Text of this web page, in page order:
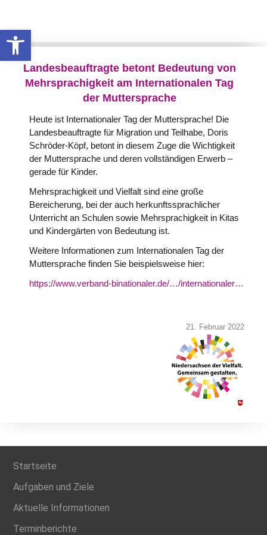
Werkzeugleiste öffnen
Landesbeauftragte betont Bedeutung von
Mehrsprachigkeit am Internationalen Tag
der Muttersprache
Heute ist Internationaler Tag der Muttersprache! Die
Landesbeauftragte für Migration und Teilhabe, Doris
Schröder-Köpf, betont in diesem Zuge die Wichtigkeit
der Muttersprache und deren vollständigen Erwerb –
gerade für Kinder.
Mehrsprachigkeit und Vielfalt sind eine große
Bereicherung, bei der auch herkunftssprachlicher
Unterricht an Schulen sowie Mehrsprachigkeit in Kitas
und Kindergärten von Bedeutung ist.
Weitere Informationen zum Internationalen Tag der
Muttersprache finden Sie beispielsweise hier:
https://www.verband-binationaler.de/…/internationaler…
21. Februar 2022
Startseite
Aufgaben und Ziele
Aktuelle Informationen
Terminberichte